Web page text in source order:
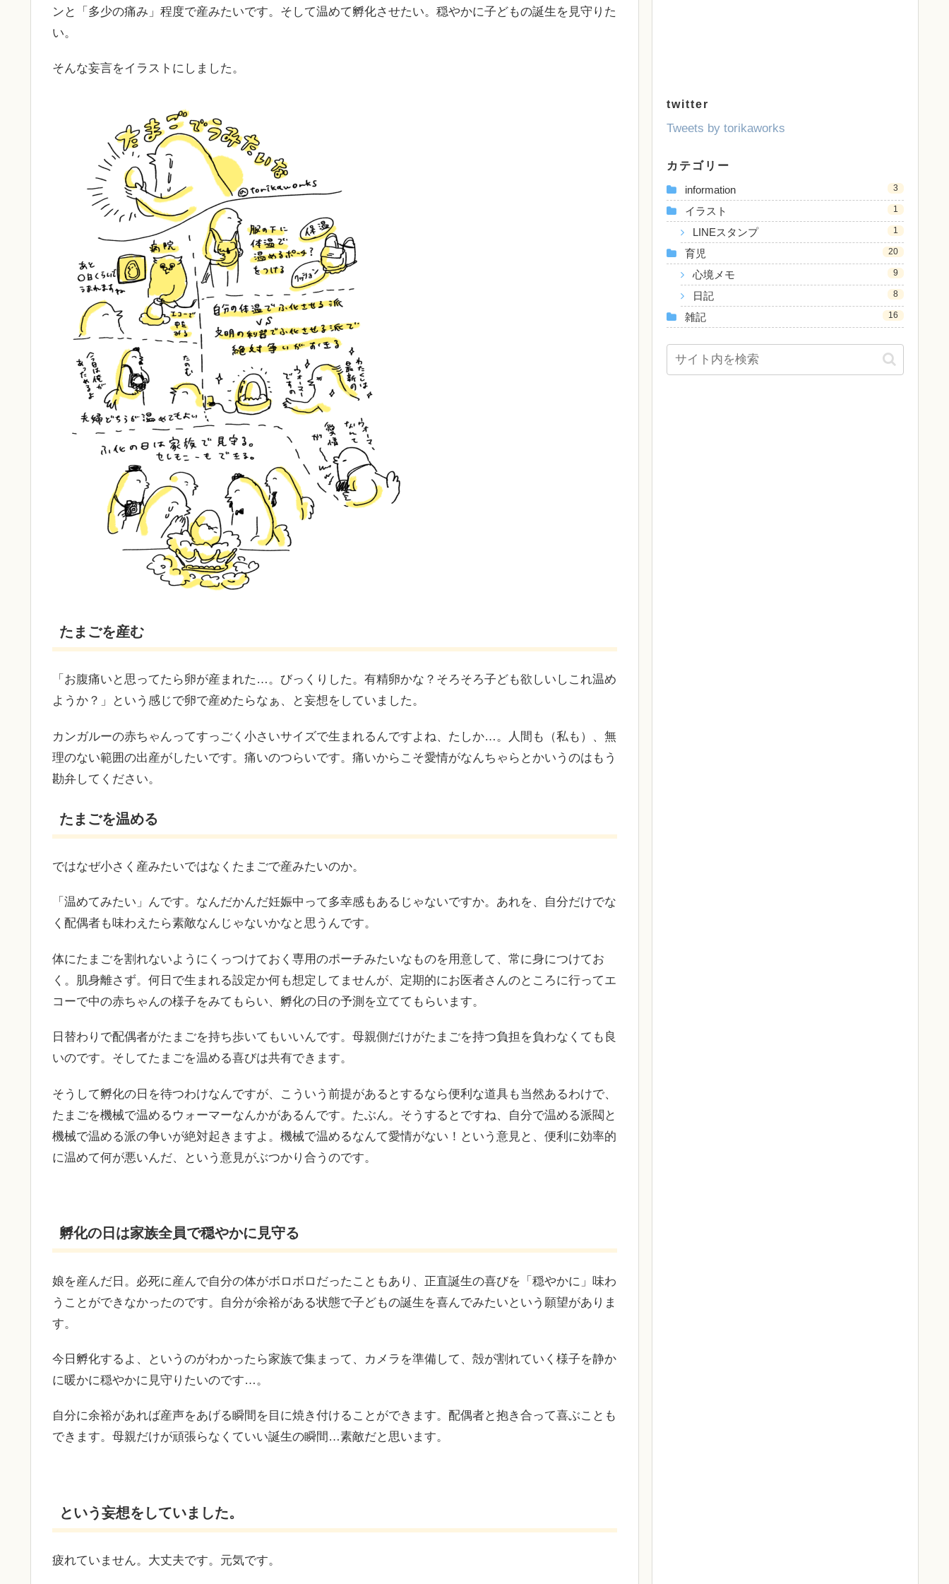
ンと「多少の痛み」程度で産みたいです。そして温めて孵化させたい。穏やかに子どもの誕生を見守りた
い。
そんな妄言をイラストにしました。
たまごを産む
「お腹痛いと思ってたら卵が産まれた…。びっくりした。有精卵かな？そろそろ子ども欲しいしこれ温め
ようか？」という感じで卵で産めたらなぁ、と妄想をしていました。
カンガルーの赤ちゃんってすっごく小さいサイズで生まれるんですよね、たしか…。人間も（私も）、無
理のない範囲の出産がしたいです。痛いのつらいです。痛いからこそ愛情がなんちゃらとかいうのはもう
勘弁してください。
たまごを温める
ではなぜ小さく産みたいではなくたまごで産みたいのか。
「温めてみたい」んです。なんだかんだ妊娠中って多幸感もあるじゃないですか。あれを、自分だけでな
く配偶者も味わえたら素敵なんじゃないかなと思うんです。
体にたまごを割れないようにくっつけておく専用のポーチみたいなものを用意して、常に身につけてお
く。肌身離さず。何日で生まれる設定か何も想定してませんが、定期的にお医者さんのところに行ってエ
コーで中の赤ちゃんの様子をみてもらい、孵化の日の予測を立ててもらいます。
日替わりで配偶者がたまごを持ち歩いてもいいんです。母親側だけがたまごを持つ負担を負わなくても良
いのです。そしてたまごを温める喜びは共有できます。
そうして孵化の日を待つわけなんですが、こういう前提があるとするなら便利な道具も当然あるわけで、
たまごを機械で温めるウォーマーなんかがあるんです。たぶん。そうするとですね、自分で温める派閥と
機械で温める派の争いが絶対起きますよ。機械で温めるなんて愛情がない！という意見と、便利に効率的
に温めて何が悪いんだ、という意見がぶつかり合うのです。
孵化の日は家族全員で穏やかに見守る
娘を産んだ日。必死に産んで自分の体がボロボロだったこともあり、正直誕生の喜びを「穏やかに」味わ
うことができなかったのです。自分が余裕がある状態で子どもの誕生を喜んでみたいという願望がありま
す。
今日孵化するよ、というのがわかったら家族で集まって、カメラを準備して、殻が割れていく様子を静か
に暖かに穏やかに見守りたいのです…。
自分に余裕があれば産声をあげる瞬間を目に焼き付けることができます。配偶者と抱き合って喜ぶことも
できます。母親だけが頑張らなくていい誕生の瞬間…素敵だと思います。
という妄想をしていました。
疲れていません。大丈夫です。元気です。
twitter
Tweets by torikaworks
カテゴリー
information
3
イラスト 1
LINEスタンプ 1
育児 20
心境メモ 9
日記 8
雑記 16